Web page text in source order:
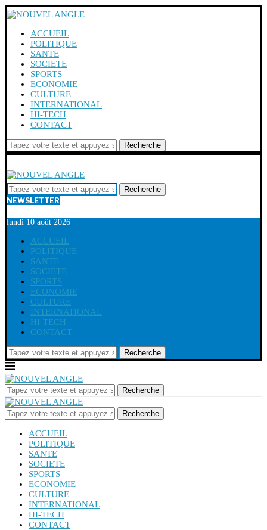
ACCUEIL
POLITIQUE
SANTE
SOCIETE
SPORTS
ECONOMIE
CULTURE
INTERNATIONAL
HI-TECH
CONTACT
Recherche
Recherche
NEWSLETTER
lundi 10 août 2026
ACCUEIL
POLITIQUE
SANTE
SOCIETE
SPORTS
ECONOMIE
CULTURE
INTERNATIONAL
HI-TECH
CONTACT
Recherche
Recherche
Recherche
ACCUEIL
POLITIQUE
SANTE
SOCIETE
SPORTS
ECONOMIE
CULTURE
INTERNATIONAL
HI-TECH
CONTACT